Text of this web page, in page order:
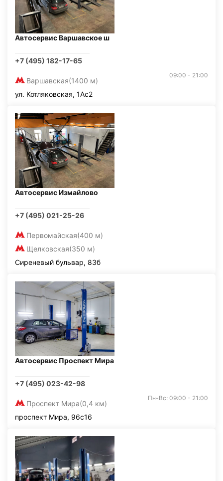
Автосервис Варшавское ш
+7 (495) 182-17-65
Варшавская(1400 м)
09:00 - 21:00
ул. Котляковская, 1Ас2
Автосервис Измайлово
+7 (495) 021-25-26
Первомайская(400 м)
Щелковская(350 м)
Сиреневый бульвар, 83б
Автосервис Проспект Мира
+7 (495) 023-42-98
Проспект Мира(0,4 км)
Пн-Вс: 09:00 - 21:00
проспект Мира, 96с16